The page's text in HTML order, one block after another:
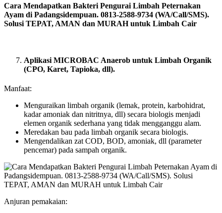
Cara Mendapatkan Bakteri Pengurai Limbah Peternakan
Ayam di Padangsidempuan. 0813-2588-9734 (WA/Call/SMS).
Solusi TEPAT, AMAN dan MURAH untuk Limbah Cair
Aplikasi MICROBAC Anaerob untuk Limbah Organik
(CPO, Karet, Tapioka, dll).
Manfaat:
Menguraikan limbah organik (lemak, protein, karbohidrat,
kadar amoniak dan nitritnya, dll) secara biologis menjadi
elemen organik sederhana yang tidak mengganggu alam.
Meredakan bau pada limbah organik secara biologis.
Mengendalikan zat COD, BOD, amoniak, dll (parameter
pencemar) pada sampah organik.
Anjuran pemakaian: